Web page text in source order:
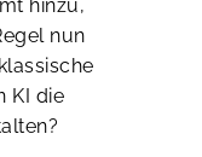
hinzu,
nun
KI die